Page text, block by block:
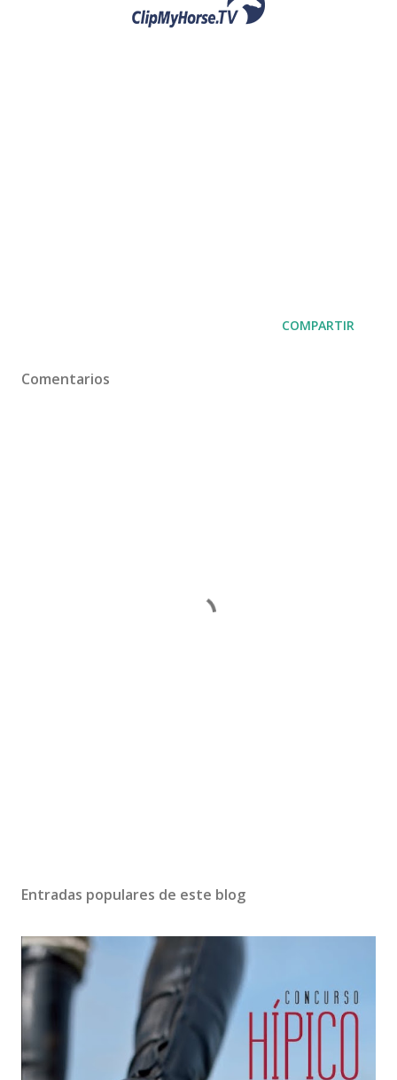
COMPARTIR
Comentarios
Entradas populares de este blog